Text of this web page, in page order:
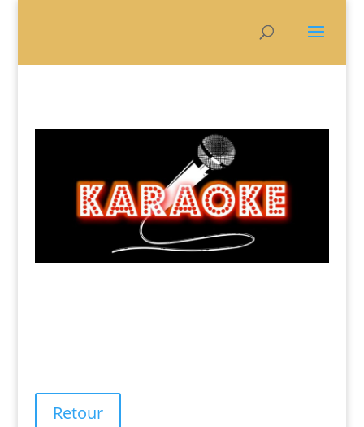
Retour